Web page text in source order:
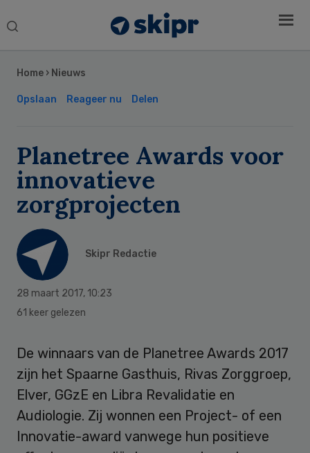
Search
Home › Nieuws
Opslaan Reageer nu Delen
Planetree Awards voor
innovatieve
zorgprojecten
Skipr Redactie
28 maart 2017, 10:23
61 keer gelezen
De winnaars van de Planetree Awards 2017
zijn het Spaarne Gasthuis, Rivas Zorggroep,
Elver, GGzE en Libra Revalidatie en
Audiologie. Zij wonnen een Project- of een
Innovatie-award vanwege hun positieve
Sidebar